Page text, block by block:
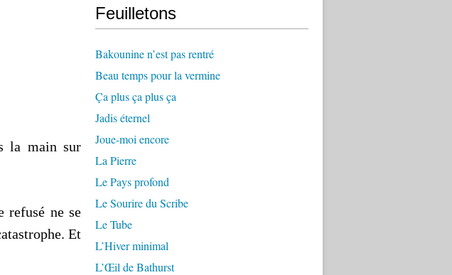
la main sur
refusé ne se
Et
Feuilletons
Bakounine n’est pas rentré
Beau temps pour la vermine
Ça plus ça plus ça
Jadis éternel
Joue-moi encore
La Pierre
Le Pays profond
Le Sourire du Scribe
Le Tube
L’Hiver minimal
L’Œil de Bathurst